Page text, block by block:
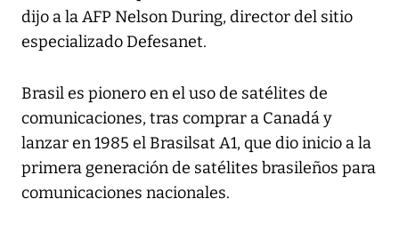
dijo a la AFP Nelson During, director del sitio
especializado Defesanet.
Brasil es pionero en el uso de satélites de
comunicaciones, tras comprar a Canadá y
lanzar en 1985 el Brasilsat A1, que dio inicio a la
primera generación de satélites brasileños para
comunicaciones nacionales.